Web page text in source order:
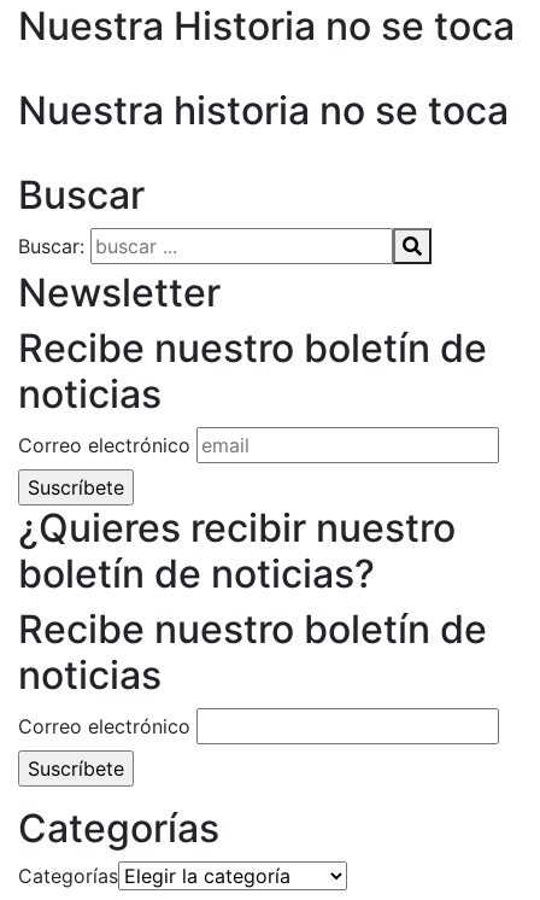
Nuestra Historia no se toca
Nuestra historia no se toca
Buscar
Buscar:
Newsletter
Recibe nuestro boletín de
noticias
Correo electrónico
¿Quieres recibir nuestro
boletín de noticias?
Recibe nuestro boletín de
noticias
Correo electrónico
Categorías
Categorías